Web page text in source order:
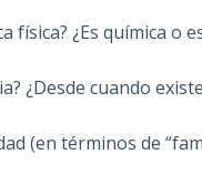
física? ¿Es química o
¿Desde cuando
(en términos de